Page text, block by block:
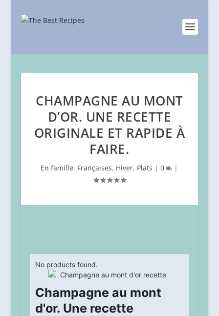
CHAMPAGNE AU MONT
D’OR. UNE RECETTE
ORIGINALE ET RAPIDE À
FAIRE.
En famille, Françaises, Hiver, Plats |0 |
No products found.
Champagne au mont
d'or. Une recette